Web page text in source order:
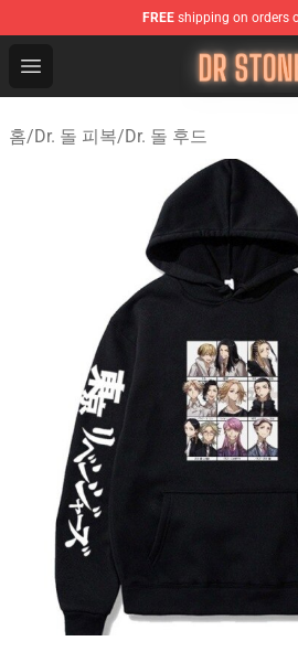
FREE shipping on orders
Open menu
Dr Stone Store - Official Dr
홈/Dr. 돌 피복/Dr. 돌 후드